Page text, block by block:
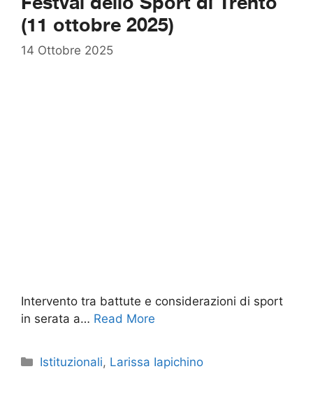
(11 ottobre 2025)
14 Ottobre 2025
Intervento tra battute e considerazioni di sport
in serata a… Read More
Categorie
Istituzionali, Larissa Iapichino